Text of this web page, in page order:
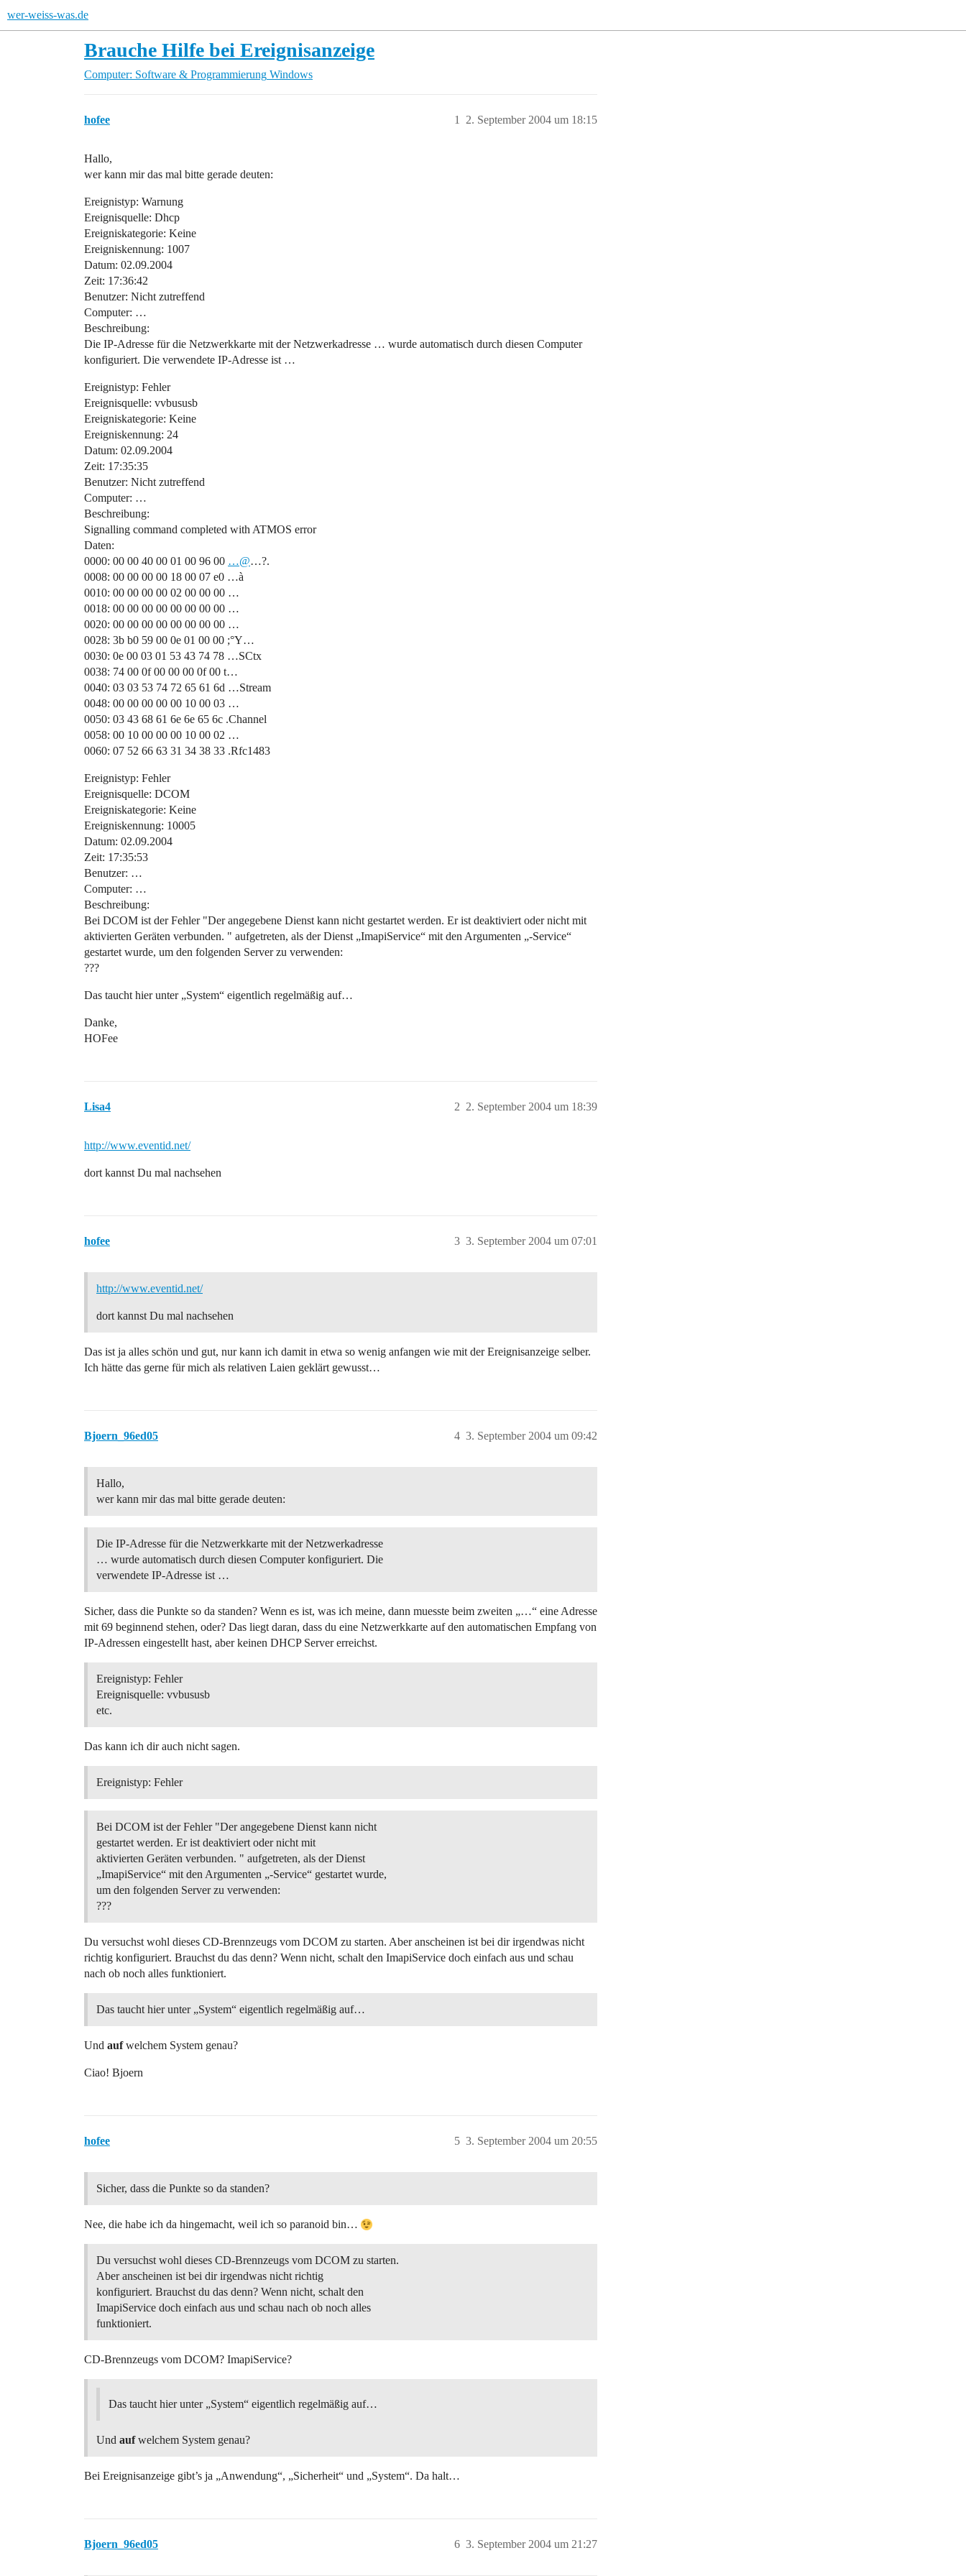
wer-weiss-was.de
Brauche Hilfe bei Ereignisanzeige
Computer: Software & Programmierung Windows
hofee 2. September 2004 um 18:15
1
Hallo,
wer kann mir das mal bitte gerade deuten:
Ereignistyp: Warnung
Ereignisquelle: Dhcp
Ereigniskategorie: Keine
Ereigniskennung: 1007
Datum: 02.09.2004
Zeit: 17:36:42
Benutzer: Nicht zutreffend
Computer: …
Beschreibung:
Die IP-Adresse für die Netzwerkkarte mit der Netzwerkadresse … wurde automatisch durch diesen Computer
konfiguriert. Die verwendete IP-Adresse ist …
Ereignistyp: Fehler
Ereignisquelle: vvbususb
Ereigniskategorie: Keine
Ereigniskennung: 24
Datum: 02.09.2004
Zeit: 17:35:35
Benutzer: Nicht zutreffend
Computer: …
Beschreibung:
Signalling command completed with ATMOS error
Daten:
0000: 00 00 40 00 01 00 96 00 …@…?.
0008: 00 00 00 00 18 00 07 e0 …à
0010: 00 00 00 00 02 00 00 00 …
0018: 00 00 00 00 00 00 00 00 …
0020: 00 00 00 00 00 00 00 00 …
0028: 3b b0 59 00 0e 01 00 00 ;°Y…
0030: 0e 00 03 01 53 43 74 78 …SCtx
0038: 74 00 0f 00 00 00 0f 00 t…
0040: 03 03 53 74 72 65 61 6d …Stream
0048: 00 00 00 00 00 10 00 03 …
0050: 03 43 68 61 6e 6e 65 6c .Channel
0058: 00 10 00 00 00 10 00 02 …
0060: 07 52 66 63 31 34 38 33 .Rfc1483
Ereignistyp: Fehler
Ereignisquelle: DCOM
Ereigniskategorie: Keine
Ereigniskennung: 10005
Datum: 02.09.2004
Zeit: 17:35:53
Benutzer: …
Computer: …
Beschreibung:
Bei DCOM ist der Fehler "Der angegebene Dienst kann nicht gestartet werden. Er ist deaktiviert oder nicht mit
aktivierten Geräten verbunden. " aufgetreten, als der Dienst „ImapiService“ mit den Argumenten „-Service“
gestartet wurde, um den folgenden Server zu verwenden:
???
Das taucht hier unter „System“ eigentlich regelmäßig auf…
Danke,
HOFee
Lisa4 2. September 2004 um 18:39
2
http://www.eventid.net/
dort kannst Du mal nachsehen
hofee 3. September 2004 um 07:01
3
http://www.eventid.net/
dort kannst Du mal nachsehen
Das ist ja alles schön und gut, nur kann ich damit in etwa so wenig anfangen wie mit der Ereignisanzeige selber.
Ich hätte das gerne für mich als relativen Laien geklärt gewusst…
Bjoern_96ed05 3. September 2004 um 09:42
4
Hallo,
wer kann mir das mal bitte gerade deuten:
Die IP-Adresse für die Netzwerkkarte mit der Netzwerkadresse
… wurde automatisch durch diesen Computer konfiguriert. Die
verwendete IP-Adresse ist …
Sicher, dass die Punkte so da standen? Wenn es ist, was ich meine, dann muesste beim zweiten „…“ eine Adresse
mit 69 beginnend stehen, oder? Das liegt daran, dass du eine Netzwerkkarte auf den automatischen Empfang von
IP-Adressen eingestellt hast, aber keinen DHCP Server erreichst.
Ereignistyp: Fehler
Ereignisquelle: vvbususb
etc.
Das kann ich dir auch nicht sagen.
Ereignistyp: Fehler
Bei DCOM ist der Fehler "Der angegebene Dienst kann nicht
gestartet werden. Er ist deaktiviert oder nicht mit
aktivierten Geräten verbunden. " aufgetreten, als der Dienst
„ImapiService“ mit den Argumenten „-Service“ gestartet wurde,
um den folgenden Server zu verwenden:
???
Du versuchst wohl dieses CD-Brennzeugs vom DCOM zu starten. Aber anscheinen ist bei dir irgendwas nicht
richtig konfiguriert. Brauchst du das denn? Wenn nicht, schalt den ImapiService doch einfach aus und schau
nach ob noch alles funktioniert.
Das taucht hier unter „System“ eigentlich regelmäßig auf…
Und aufwelchem System genau?
Ciao! Bjoern
hofee 3. September 2004 um 20:55
5
Sicher, dass die Punkte so da standen?
Nee, die habe ich da hingemacht, weil ich so paranoid bin…
Du versuchst wohl dieses CD-Brennzeugs vom DCOM zu starten.
Aber anscheinen ist bei dir irgendwas nicht richtig
konfiguriert. Brauchst du das denn? Wenn nicht, schalt den
ImapiService doch einfach aus und schau nach ob noch alles
funktioniert.
CD-Brennzeugs vom DCOM? ImapiService?
Das taucht hier unter „System“ eigentlich regelmäßig auf…
Und aufwelchem System genau?
Bei Ereignisanzeige gibt’s ja „Anwendung“, „Sicherheit“ und „System“. Da halt…
Bjoern_96ed05 3. September 2004 um 21:27
6